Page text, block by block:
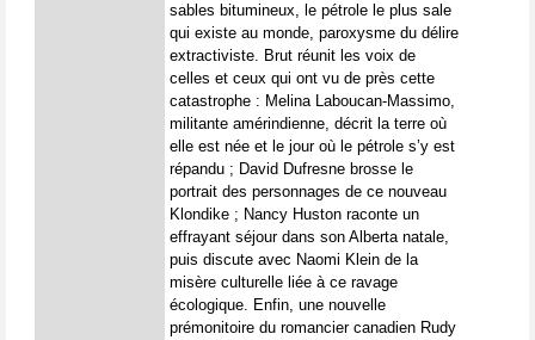
sables bitumineux, le pétrole le plus sale
qui existe au monde, paroxysme du délire
extractiviste. Brut réunit les voix de
celles et ceux qui ont vu de près cette
catastrophe : Melina Laboucan-Massimo,
militante amérindienne, décrit la terre où
elle est née et le jour où le pétrole s’y est
répandu ; David Dufresne brosse le
portrait des personnages de ce nouveau
Klondike ; Nancy Huston raconte un
effrayant séjour dans son Alberta natale,
puis discute avec Naomi Klein de la
misère culturelle liée à ce ravage
écologique. Enfin, une nouvelle
prémonitoire du romancier canadien Rudy